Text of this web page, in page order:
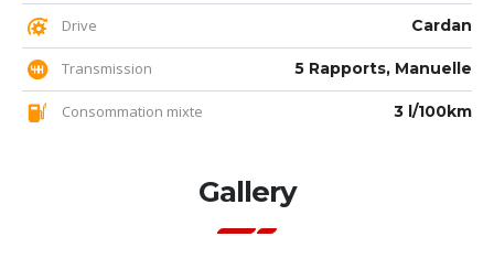
Drive Cardan
Transmission 5 Rapports, Manuelle
Consommation mixte 3 l/100km
Gallery